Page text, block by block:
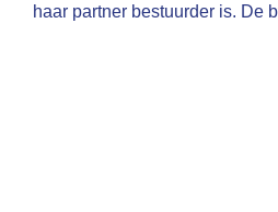
haar partner bestuurder is. De